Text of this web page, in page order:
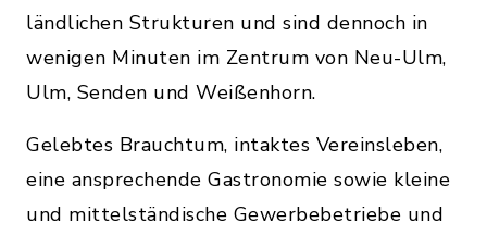
ländlichen Strukturen und sind dennoch in
wenigen Minuten im Zentrum von Neu-Ulm,
Ulm, Senden und Weißenhorn.
Gelebtes Brauchtum, intaktes Vereinsleben,
eine ansprechende Gastronomie sowie kleine
und mittelständische Gewerbebetriebe und